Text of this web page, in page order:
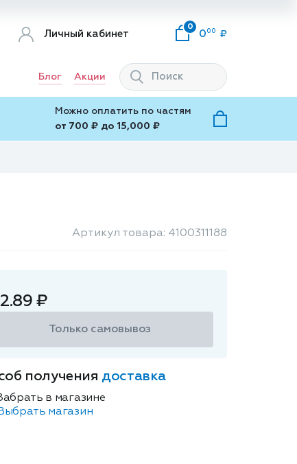
Личный кабинет
0
0 00
Блог Акции
Можно оплатить по частям
от 700 ₽ до 15,000 ₽
Артикул товара: 4100311188
₽
Только самовывоз
получения доставка
в магазине
магазин